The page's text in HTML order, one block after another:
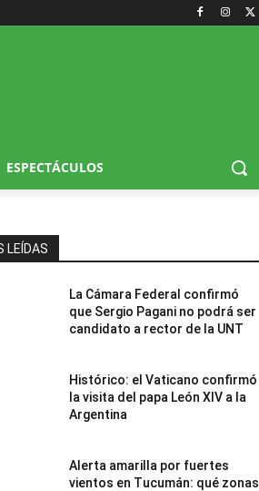
ESPECTÁCULOS
LEÍDAS
La Cámara Federal confirmó
que Sergio Pagani no podrá ser
candidato a rector de la UNT
Histórico: el Vaticano confirmó
la visita del papa León XIV a la
Argentina
Alerta amarilla por fuertes
vientos en Tucumán: qué zonas